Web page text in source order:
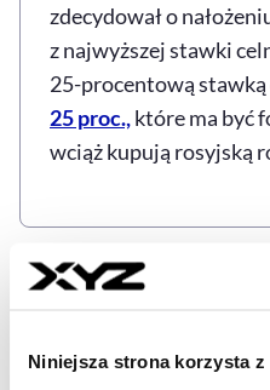
Niniejsza strona korzysta
zdecydował o
z najwyższej stawki
25-procentową
25 proc.,które ma być
wciąż kupują rosyjską
Tagi GOSPODARKA